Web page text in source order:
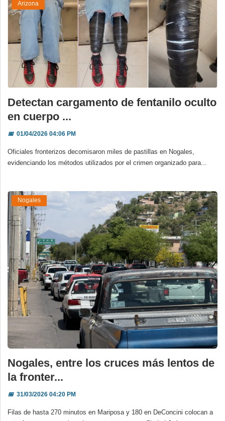
Arizona
Detectan cargamento de fentanilo oculto
en cuerpo ...
📅01/04/2026 04:06 PM
Oficiales fronterizos decomisaron miles de pastillas en Nogales,
evidenciando los métodos utilizados por el crimen organizado para...
Nogales
Nogales, entre los cruces más lentos de
la fronter...
📅31/03/2026 04:20 PM
Filas de hasta 270 minutos en Mariposa y 180 en DeConcini colocan a